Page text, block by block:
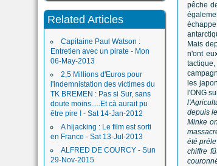
Related Articles
Capitaine Paul Watson :
Entretien avec un pirate - Mon
06-May-2013
2,5 Millions d'Euros pour
l'indemnistation des victimes du
TK BREMEN : Pas si Sur, sans
doute moins.....Et cà aurait pu
être pire ! - Sat 14-Jan-2012
A hijacking : Le film est sorti
en France - Sat 13-Jul-2013
ALFRED DE COURCY - Sun
29-Nov-2015
pêche
Mais
n'ont
les
l'ONG
depuis
Minke
été
chiffre